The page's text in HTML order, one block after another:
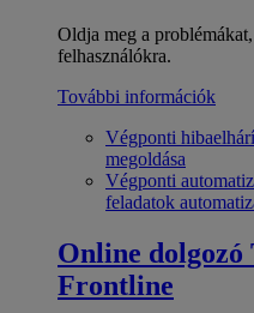
Oldja meg a
felhasználókra.
További információk
Végponti
megoldása
Végponti
feladatok
Online dolgozó
Frontline